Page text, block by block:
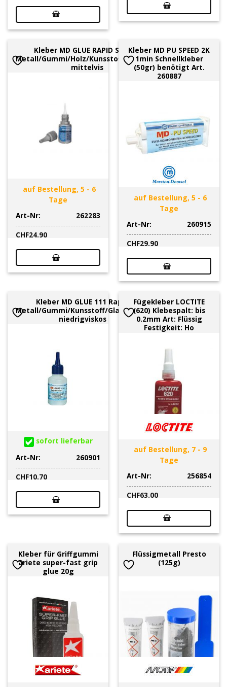
Kleber MD GLUE RAPID SECURE
Metall/Gummi/Holz/Kunsstoff/Keramik,
mittelvis
auf Bestellung, 5 - 6
Tage
Art-Nr:
262283
CHF24.90
Kleber MD PU SPEED 2K
1min Schnellkleber
(50gr) benötigt Art.
260887
auf Bestellung, 5 - 6
Tage
Art-Nr:
260915
CHF29.90
Kleber MD GLUE 111 Rapid
Metall/Gummi/Kunsstoff/Glas/Leder,
niedrigviskos
sofort lieferbar
Art-Nr:
260901
CHF10.70
Fügekleber LOCTITE
(620) Klebespalt: bis
0.2mm Art: Flüssig
Festigkeit: Ho
auf Bestellung, 7 - 9
Tage
Art-Nr:
256854
CHF63.00
Kleber für Griffgummi
ariete super-fast grip
glue 20g
Flüssigmetall Presto
(125g)